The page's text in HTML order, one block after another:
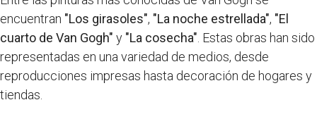
encuentran "Los girasoles", "La noche estrellada", "El
cuarto de Van Gogh" y "La cosecha" . Estas obras han sido
representadas en una variedad de medios, desde
reproducciones impresas hasta decoración de hogares y
tiendas.